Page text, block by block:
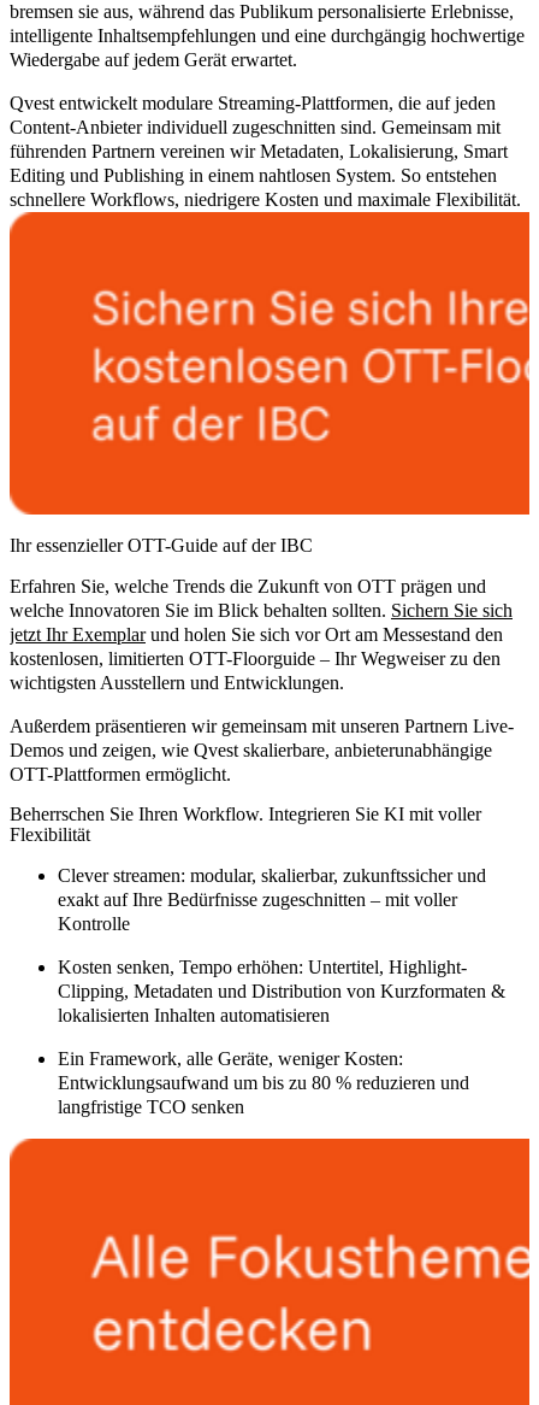
bremsen sie aus, während das Publikum personalisierte Erlebnisse,
intelligente Inhaltsempfehlungen und eine durchgängig hochwertige
Wiedergabe auf jedem Gerät erwartet.
Qvest entwickelt modulare Streaming-Plattformen, die auf jeden
Content-Anbieter individuell zugeschnitten sind. Gemeinsam mit
führenden Partnern vereinen wir Metadaten, Lokalisierung, Smart
Editing und Publishing in einem nahtlosen System. So entstehen
schnellere Workflows, niedrigere Kosten und maximale Flexibilität.
Ihr essenzieller OTT-Guide auf der IBC
Erfahren Sie, welche Trends die Zukunft von OTT prägen und
welche Innovatoren Sie im Blick behalten sollten. Sichern Sie sich
jetzt Ihr Exemplarund holen Sie sich vor Ort am Messestand den
kostenlosen, limitierten OTT-Floorguide – Ihr Wegweiser zu den
wichtigsten Ausstellern und Entwicklungen.
Außerdem präsentieren wir gemeinsam mit unseren Partnern Live-
Demos und zeigen, wie Qvest skalierbare, anbieterunabhängige
OTT-Plattformen ermöglicht.
Beherrschen Sie Ihren Workflow. Integrieren Sie KI mit voller
Flexibilität
Clever streamen: modular, skalierbar, zukunftssicher und
exakt auf Ihre Bedürfnisse zugeschnitten – mit voller
Kontrolle
Kosten senken, Tempo erhöhen: Untertitel, Highlight-
Clipping, Metadaten und Distribution von Kurzformaten &
lokalisierten Inhalten automatisieren
Ein Framework, alle Geräte, weniger Kosten:
Entwicklungsaufwand um bis zu 80 % reduzieren und
langfristige TCO senken